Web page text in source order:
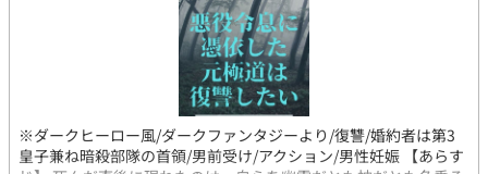
※ダークヒーロー風/ダークファンタジーより/復讐/婚約者は第3
皇子兼ね暗殺部隊の首領/男前受け/アクション/男性妊娠 【あらす